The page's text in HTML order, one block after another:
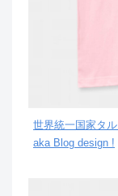
世界統一国家タ
aka Blog design !